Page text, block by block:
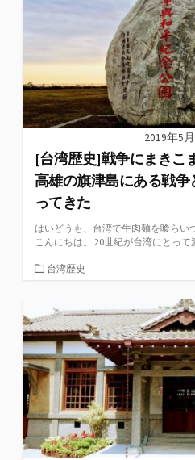
2019年5
[台湾歴史]戦争にまきこ
高雄の旗津島にある戦
ってきた
はいどうも、台湾で牛肉麺を喰らい
こんにちは。 20世紀が台湾にとっ
カ
リ
ー
台湾歴史